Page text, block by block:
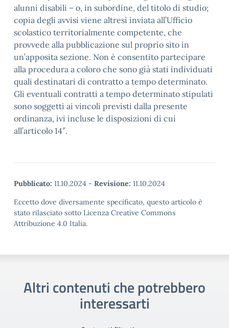
alunni disabili – o, in subordine, del titolo di studio;
copia degli avvisi viene altresì inviata all’Ufficio
scolastico territorialmente competente, che
provvede alla pubblicazione sul proprio sito in
un’apposita sezione. Non è consentito partecipare
alla procedura a coloro che sono già stati individuati
quali destinatari di contratto a tempo determinato.
Gli eventuali contratti a tempo determinato stipulati
sono soggetti ai vincoli previsti dalla presente
ordinanza, ivi incluse le disposizioni di cui
all’articolo 14″.
Pubblicato: 11.10.2024 - Revisione: 11.10.2024
Eccetto dove diversamente specificato, questo articolo è
stato rilasciato sotto Licenza Creative Commons
Attribuzione 4.0 Italia.
Altri contenuti che potrebbero
interessarti